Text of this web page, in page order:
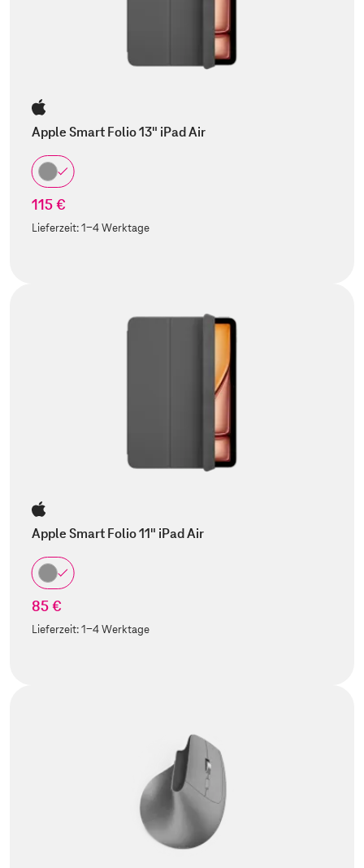
Apple Smart Folio 13" iPad Air
115 €
Lieferzeit:1-4 Werktage
Apple Smart Folio 11" iPad Air
85 €
Lieferzeit:1-4 Werktage